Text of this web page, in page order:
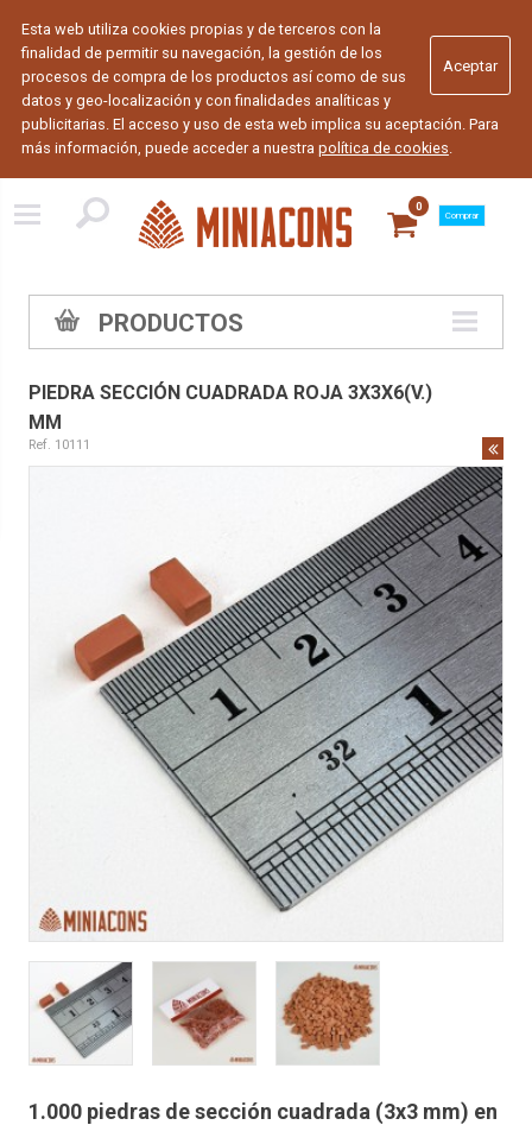
Esta web utiliza cookies propias y de terceros con la
finalidad de permitir su navegación, la gestión de los
procesos de compra de los productos así como de sus
datos y geo-localización y con finalidades analíticas y
publicitarias. El acceso y uso de esta web implica su aceptación. Para
más información, puede acceder a nuestra política de cookies.
0
Comprar
PRODUCTOS
PIEDRA SECCIÓN CUADRADA ROJA 3X3X6(V.)
MM
Ref. 10111
1.000 piedras de sección cuadrada (3x3 mm) en